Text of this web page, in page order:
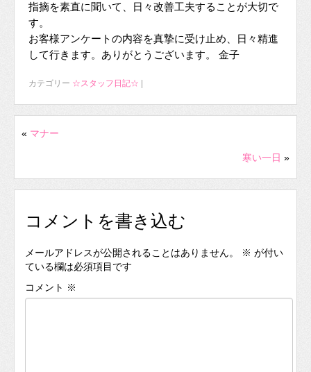
指摘を素直に聞いて、日々改善工夫することが大切で
す。
お客様アンケートの内容を真摯に受け止め、日々精進
して行きます。ありがとうございます。 金子
カテゴリー ☆スタッフ日記☆
« マナー
寒い一日 »
コメントを書き込む
メールアドレスが公開されることはありません。 ※ が付い
ている欄は必須項目です
コメント ※